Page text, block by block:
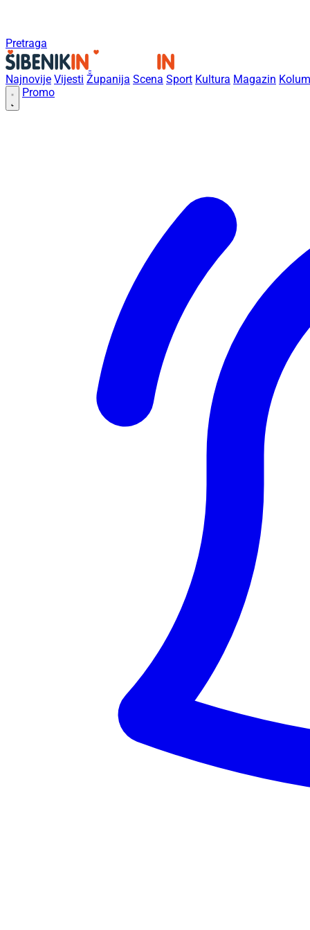
Pretraga
Najnovije Vijesti Županija Scena Sport Kultura Magazin
Promo